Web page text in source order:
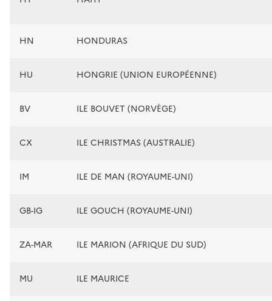
HN HONDURAS
HU HONGRIE (UNION EUROPÉENNE)
BV ILE BOUVET (NORVÈGE)
CX ILE CHRISTMAS (AUSTRALIE)
IM ILE DE MAN (ROYAUME-UNI)
GB-IG ILE GOUCH (ROYAUME-UNI)
ZA-MAR ILE MARION (AFRIQUE DU SUD)
MU ILE MAURICE